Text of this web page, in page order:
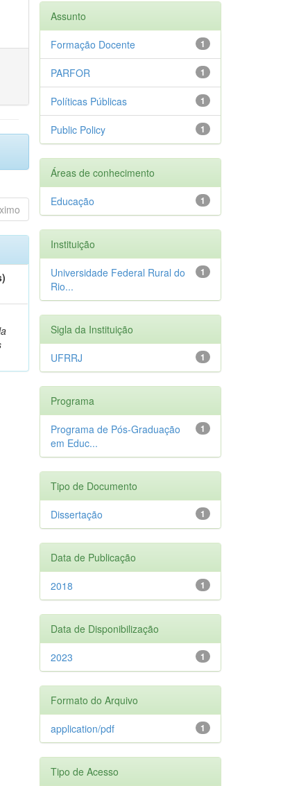
Assunto
1
Formação Docente
1
PARFOR
1
Políticas Públicas
1
Public Policy
Áreas de conhecimento
1
Educação
Instituição
1
Universidade Federal Rural do
Rio...
Sigla da Instituição
1
UFRRJ
Programa
1
Programa de Pós-Graduação
em Educ...
Tipo de Documento
1
Dissertação
Data de Publicação
1
2018
Data de Disponibilização
1
2023
Formato do Arquivo
1
application/pdf
Tipo de Acesso